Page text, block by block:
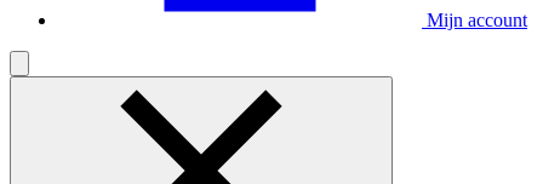
Mijn account